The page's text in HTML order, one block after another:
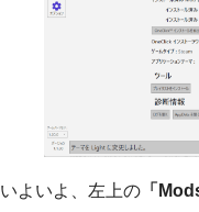
いよいよ、左上の 「